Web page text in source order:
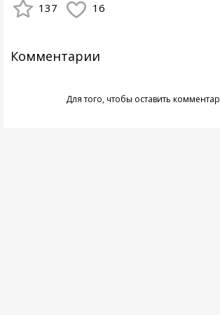
137 16
Комментарии
Для того, чтобы оставить